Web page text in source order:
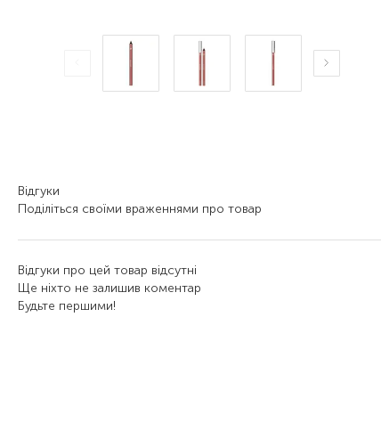
Відгуки
Поділіться своїми враженнями про товар
Відгуки про цей товар відсутні
Ще ніхто не залишив коментар
Будьте першими!